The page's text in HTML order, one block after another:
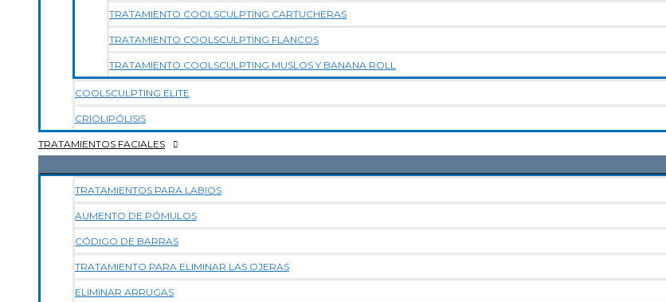
TRATAMIENTO COOLSCULPTING CARTUCHERAS
TRATAMIENTO COOLSCULPTING FLANCOS
TRATAMIENTO COOLSCULPTING MUSLOS Y BANANA ROLL
COOLSCULPTING ELITE
CRIOLIPÓLISIS
TRATAMIENTOS FACIALES
TRATAMIENTOS PARA LABIOS
AUMENTO DE PÓMULOS
CÓDIGO DE BARRAS
TRATAMIENTO PARA ELIMINAR LAS OJERAS
ELIMINAR ARRUGAS